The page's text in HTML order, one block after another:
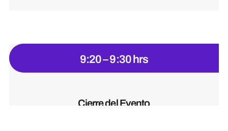
9:20 – 9:30 hrs
Cierre del Evento